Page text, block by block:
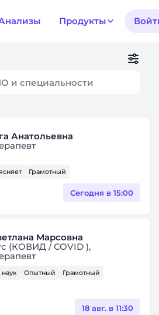
Продукты
Анатольевна
Грамотный
Сегодня в 15:00
Марсовна
(КОВИД / COVID ),
Опытный
Грамотный
18 авг. в 11:30